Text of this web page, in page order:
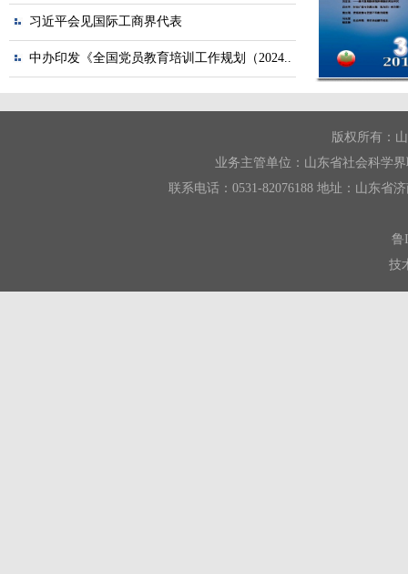
习近平会见国际工商界代表
中办印发《全国党员教育培训工作规划（2024..
版权所有：
业务主管单位：山东省社会科学
联系电话：0531-82076188 地址：山东省
鲁
技